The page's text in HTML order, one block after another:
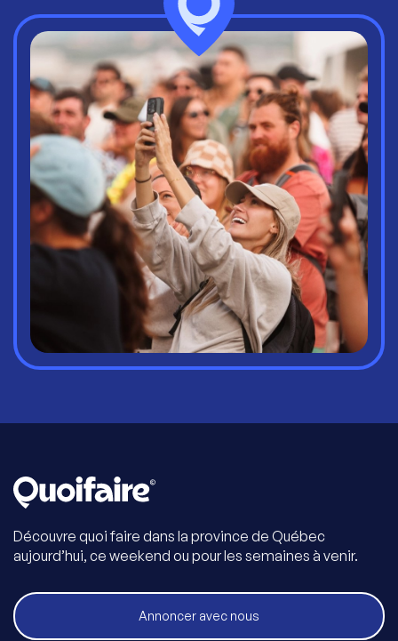
Découvre quoi faire dans la province de Québec
aujourd’hui, ce weekend ou pour les semaines à venir.
Annoncer avec nous